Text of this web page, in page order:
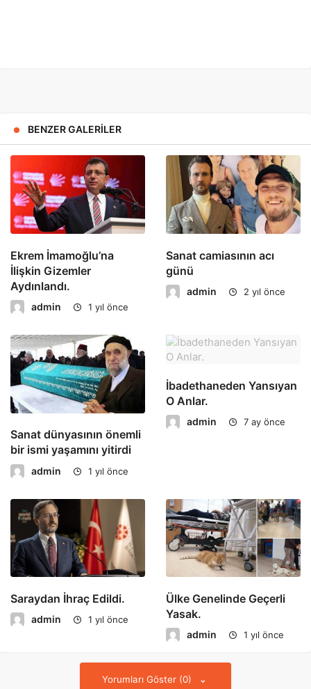
BENZER GALERILER
Ekrem İmamoğlu’na
İlişkin Gizemler
Aydınlandı.
admin 1 yıl önce
Sanat camiasının acı
günü
admin 2 yıl önce
Sanat dünyasının önemli
bir ismi yaşamını yitirdi
admin 1 yıl önce
İbadethaneden Yansıyan
O Anlar.
admin 7 ay önce
Saraydan İhraç Edildi.
admin 1 yıl önce
Ülke Genelinde Geçerli
Yasak.
admin 1 yıl önce
Yorumları Göster (0)